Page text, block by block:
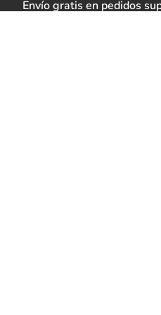
Envío gratis en pedidos